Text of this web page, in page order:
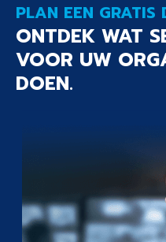
PLAN EEN GRATIS
ONTDEK WAT
VOOR UW
DOEN.